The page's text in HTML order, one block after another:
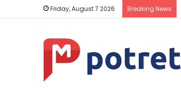
Friday, August 7 2026 Breaking News